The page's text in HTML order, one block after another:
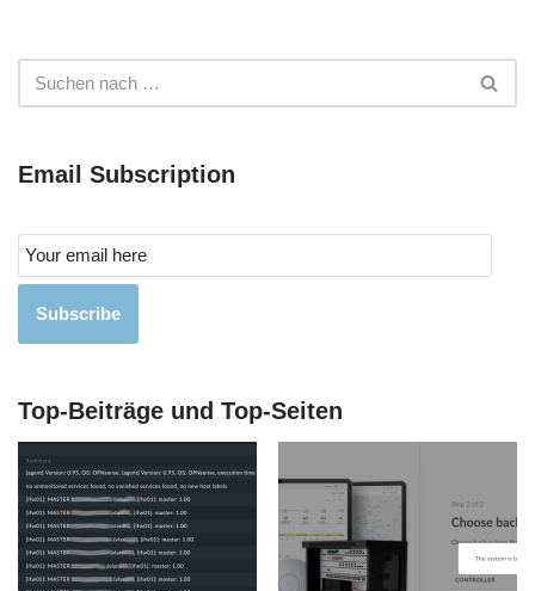
Email Subscription
Subscribe
Top-Beiträge und Top-Seiten